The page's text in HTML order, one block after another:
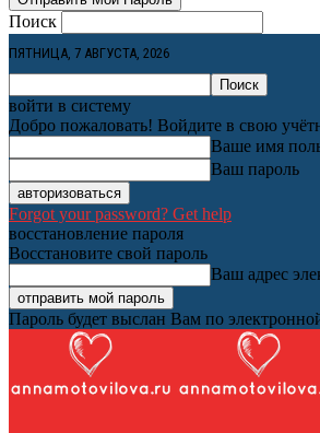
Поиск
ПЯТНИЦА, 7 АВГУСТА, 2026
войти в систему
Добро пожаловать! Войдите в свою
Ваше имя
Ваш пароль
Forgot your password? Get help
восстановление пароля
Восстановите свой пароль
Ваш адрес
Пароль будет выслан Вам по